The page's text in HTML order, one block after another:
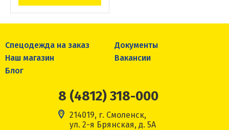
Спецодежда на заказ
Документы
Наш магазин
Вакансии
Блог
8 (4812) 318-000
214019, г. Смоленск,
ул. 2-я Брянская, д. 5А